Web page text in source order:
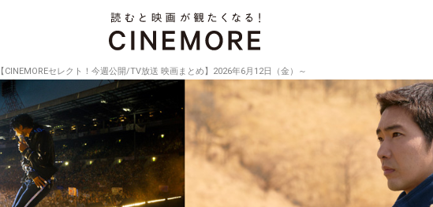
【CINEMOREセレクト！今週公開/TV放送 映画まとめ】2026年6月12日（金）～